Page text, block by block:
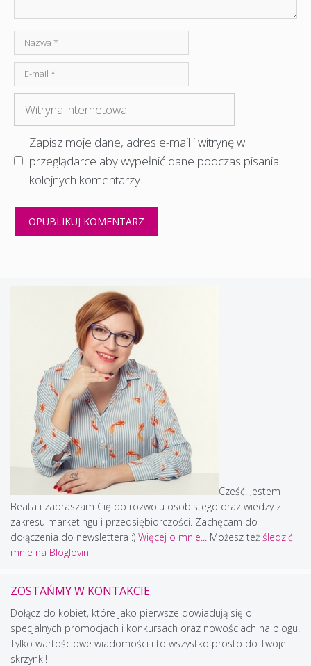
Nazwa
mail
internetowa
Zapisz moje dane, adres e-mail i witrynę w
przeglądarce aby wypełnić dane podczas pisania
kolejnych komentarzy.
Cześć! Jestem
Beata i zapraszam Cię do rozwoju osobistego oraz wiedzy z
zakresu marketingu i przedsiębiorczości. Zachęcam do
dołączenia do newslettera :) Więcej o mnie... Możesz też śledzić
mnie na Bloglovin
ZOSTAŃMY W KONTAKCIE
Dołącz do kobiet, które jako pierwsze dowiadują się o
specjalnych promocjach i konkursach oraz nowościach na blogu.
Tylko wartościowe wiadomości i to wszystko prosto do Twojej
skrzynki!